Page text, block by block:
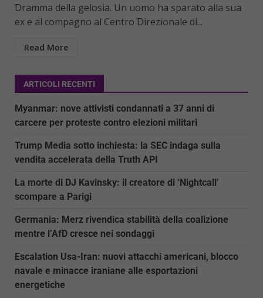
Dramma della gelosia. Un uomo ha sparato alla sua
ex e al compagno al Centro Direzionale di...
Read More
ARTICOLI RECENTI
Myanmar: nove attivisti condannati a 37 anni di
carcere per proteste contro elezioni militari
Trump Media sotto inchiesta: la SEC indaga sulla
vendita accelerata della Truth API
La morte di DJ Kavinsky: il creatore di ‘Nightcall’
scompare a Parigi
Germania: Merz rivendica stabilità della coalizione
mentre l’AfD cresce nei sondaggi
Escalation Usa-Iran: nuovi attacchi americani, blocco
navale e minacce iraniane alle esportazioni
energetiche